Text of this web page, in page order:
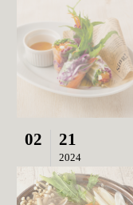
02 21
2024